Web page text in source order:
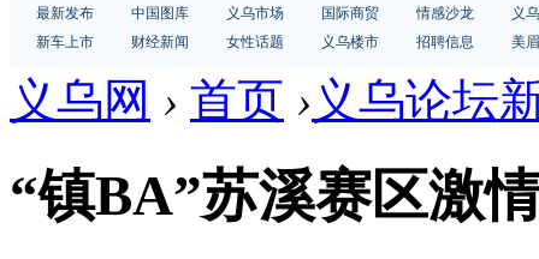
最新发布 中国图库 义乌市场 国际商贸 情感沙龙
义
新车上市
财经新闻 女性话题 义乌楼市 招聘信息 美
义乌网 › 首页 › 义乌论坛
“镇BA”苏溪赛区激